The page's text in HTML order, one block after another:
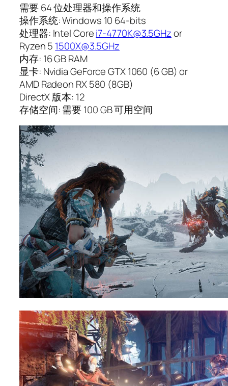
需要 64 位处理器和操作系统
操作系统: Windows 10 64-bits
处理器: Intel Corei7-4770K@3.5GHzor
Ryzen 5 1500X@3.5GHz
内存: 16 GB RAM
显卡: Nvidia GeForce GTX 1060 (6 GB) or
AMD Radeon RX 580 (8GB)
DirectX 版本: 12
存储空间: 需要 100 GB 可用空间